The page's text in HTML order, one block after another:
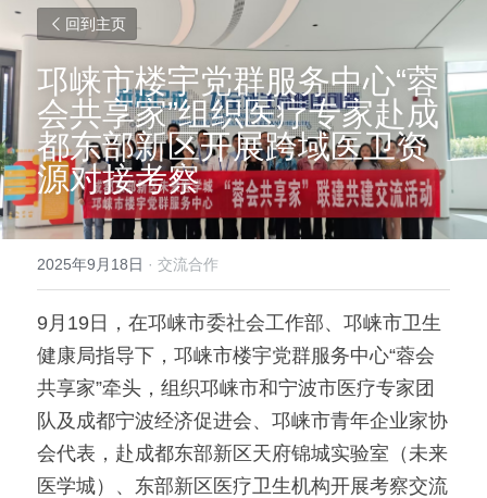
回到主页
邛崃市楼宇党群服务中心“蓉
会共享家”组织医疗专家赴成
都东部新区开展跨域医卫资
源对接考察
2025年9月18日 · 交流合作
9月19日，在邛崃市委社会工作部、邛崃市卫生
健康局指导下，邛崃市楼宇党群服务中心“蓉会
共享家”牵头，组织邛崃市和宁波市医疗专家团
队及成都宁波经济促进会、邛崃市青年企业家协
会代表，赴成都东部新区天府锦城实验室（未来
医学城）、东部新区医疗卫生机构开展考察交流